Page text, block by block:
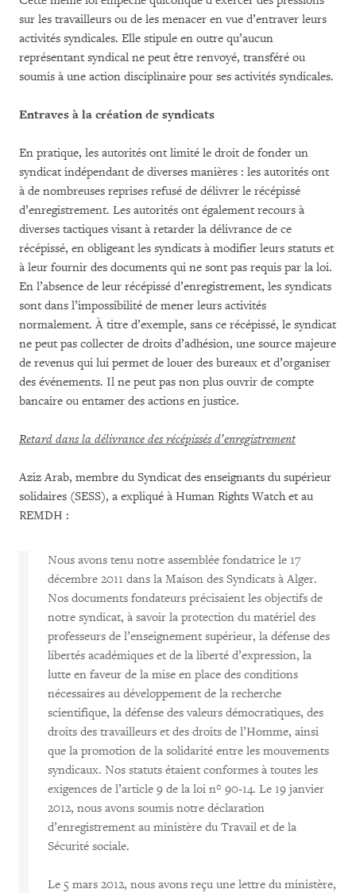
sur les travailleurs ou de les menacer en vue d’entraver leurs
activités syndicales. Elle stipule en outre qu’aucun
représentant syndical ne peut être renvoyé, transféré ou
soumis à une action disciplinaire pour ses activités syndicales.
Entraves à la création de syndicats
En pratique, les autorités ont limité le droit de fonder un
syndicat indépendant de diverses manières : les autorités ont
à de nombreuses reprises refusé de délivrer le récépissé
d’enregistrement. Les autorités ont également recours à
diverses tactiques visant à retarder la délivrance de ce
récépissé, en obligeant les syndicats à modifier leurs statuts et
à leur fournir des documents qui ne sont pas requis par la loi.
En l’absence de leur récépissé d’enregistrement, les syndicats
sont dans l’impossibilité de mener leurs activités
normalement. À titre d’exemple, sans ce récépissé, le syndicat
ne peut pas collecter de droits d’adhésion, une source majeure
de revenus qui lui permet de louer des bureaux et d’organiser
des événements. Il ne peut pas non plus ouvrir de compte
bancaire ou entamer des actions en justice.
Retard dans la délivrance des récépissés d’enregistrement
Aziz Arab, membre du Syndicat des enseignants du supérieur
solidaires (SESS), a expliqué à Human Rights Watch et au
REMDH :
Nous avons tenu notre assemblée fondatrice le 17
décembre 2011 dans la Maison des Syndicats à Alger.
Nos documents fondateurs précisaient les objectifs de
notre syndicat, à savoir la protection du matériel des
professeurs de l’enseignement supérieur, la défense des
libertés académiques et de la liberté d’expression, la
lutte en faveur de la mise en place des conditions
nécessaires au développement de la recherche
scientifique, la défense des valeurs démocratiques, des
droits des travailleurs et des droits de l’Homme, ainsi
que la promotion de la solidarité entre les mouvements
syndicaux. Nos statuts étaient conformes à toutes les
exigences de l’article 9 de la loi n° 90-14. Le 19 janvier
2012, nous avons soumis notre déclaration
d’enregistrement au ministère du Travail et de la
Sécurité sociale.
Le 5 mars 2012, nous avons reçu une lettre du ministère,